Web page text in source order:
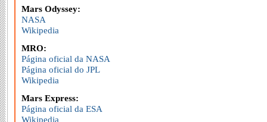
Mars Odyssey:
NASA
Wikipedia
MRO:
Página oficial da NASA
Página oficial do JPL
Wikipedia
Mars Express:
Página oficial da ESA
Wikipedia